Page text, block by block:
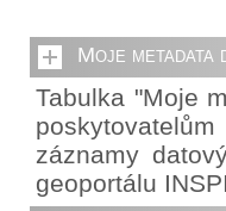
Moje metadata
Tabulka "Moje
záznamy
geoportálu